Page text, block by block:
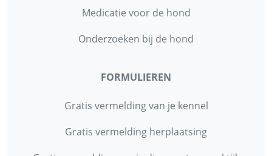
Medicatie voor de hond
Onderzoeken bij de hond
FORMULIEREN
Gratis vermelding van je kennel
Gratis vermelding herplaatsing